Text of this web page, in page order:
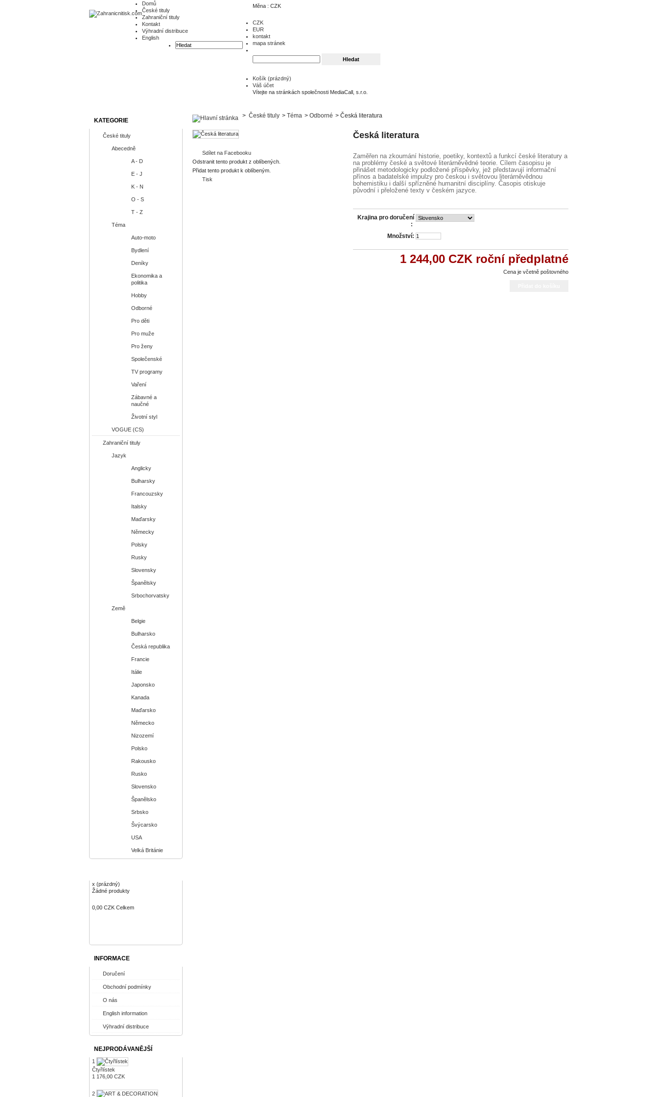
Měna : CZK
CZK
EUR
kontakt
mapa stránek
Košík (prázdný)
Váš účet
Vítejte na stránkách společnosti MediaCall, s.r.o.
Domů
České tituly
Zahraniční tituly
Kontakt
Výhradní distribuce
English
KATEGORIE
České tituly
Abecedně
A - D
E - J
K - N
O - S
T - Z
Téma
Auto-moto
Bydlení
Deníky
Ekonomika a
politika
Hobby
Odborné
Pro děti
Pro muže
Pro ženy
Společenské
TV programy
Vaření
Zábavné a
naučné
Životní styl
VOGUE (CS)
Zahraniční tituly
Jazyk
Anglicky
Bulharsky
Francouzsky
Italsky
Maďarsky
Německy
Polsky
Rusky
Slovensky
Španělsky
Srbochorvatsky
Země
Belgie
Bulharsko
Česká republika
Francie
Itálie
Japonsko
Kanada
Maďarsko
Německo
Nizozemí
Polsko
Rakousko
Rusko
Slovensko
Španělsko
Srbsko
Švýcarsko
USA
Velká Británie
x (prázdný)
Žádné produkty
0,00 CZK Celkem
INFORMACE
Doručení
Obchodní podmínky
O nás
English information
Výhradní distribuce
NEJPRODÁVANĚJŠÍ
1
Čtyřlístek
1 176,00 CZK
2
> České tituly > Téma > Odborné > Česká literatura
Sdílet na Facebooku
Odstranit tento produkt z oblíbených.
Přidat tento produkt k oblíbeným.
Tisk
Česká literatura
Zaměřen na zkoumání historie, poetiky, kontextů a funkcí české literatury a
na problémy české a světové literárněvědné teorie. Cílem časopisu je
přinášet metodologicky podložené příspěvky, jež představují informační
přínos a badatelské impulzy pro českou i světovou literárněvědnou
bohemistiku i další spřízněné humanitní disciplíny. Časopis otiskuje
původní i přeložené texty v českém jazyce.
Krajina pro doručení
:
Množství:
1 244,00 CZK roční předplatné
Cena je včetně poštovného